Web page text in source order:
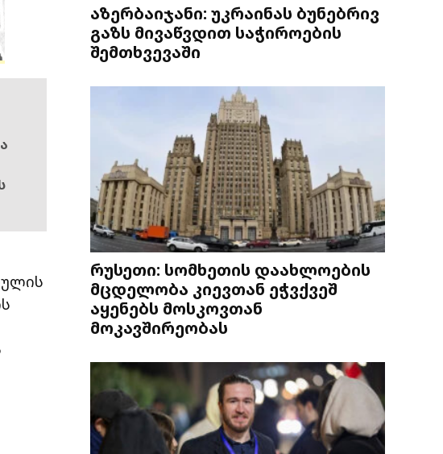
აზერბაიჯანი: უკრაინას ბუნებრივ
გაზს მივაწვდით საჭიროების
შემთხვევაში
რუსეთი: სომხეთის დაახლოების
მცდელობა კიევთან ეჭვქვეშ
აყენებს მოსკოვთან
მოკავშირეობას